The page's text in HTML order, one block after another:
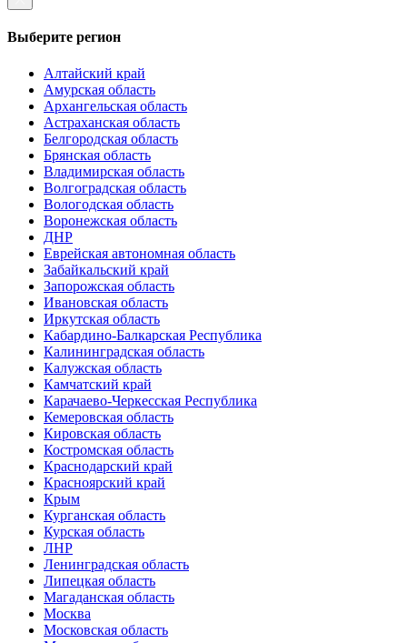
Выберите регион
Алтайский край
Амурская область
Архангельская область
Астраханская область
Белгородская область
Брянская область
Владимирская область
Волгоградская область
Вологодская область
Воронежская область
ДНР
Еврейская автономная область
Забайкальский край
Запорожская область
Ивановская область
Иркутская область
Кабардино-Балкарская Республика
Калининградская область
Калужская область
Камчатский край
Карачаево-Черкесская Республика
Кемеровская область
Кировская область
Костромская область
Краснодарский край
Красноярский край
Крым
Курганская область
Курская область
ЛНР
Ленинградская область
Липецкая область
Магаданская область
Москва
Московская область